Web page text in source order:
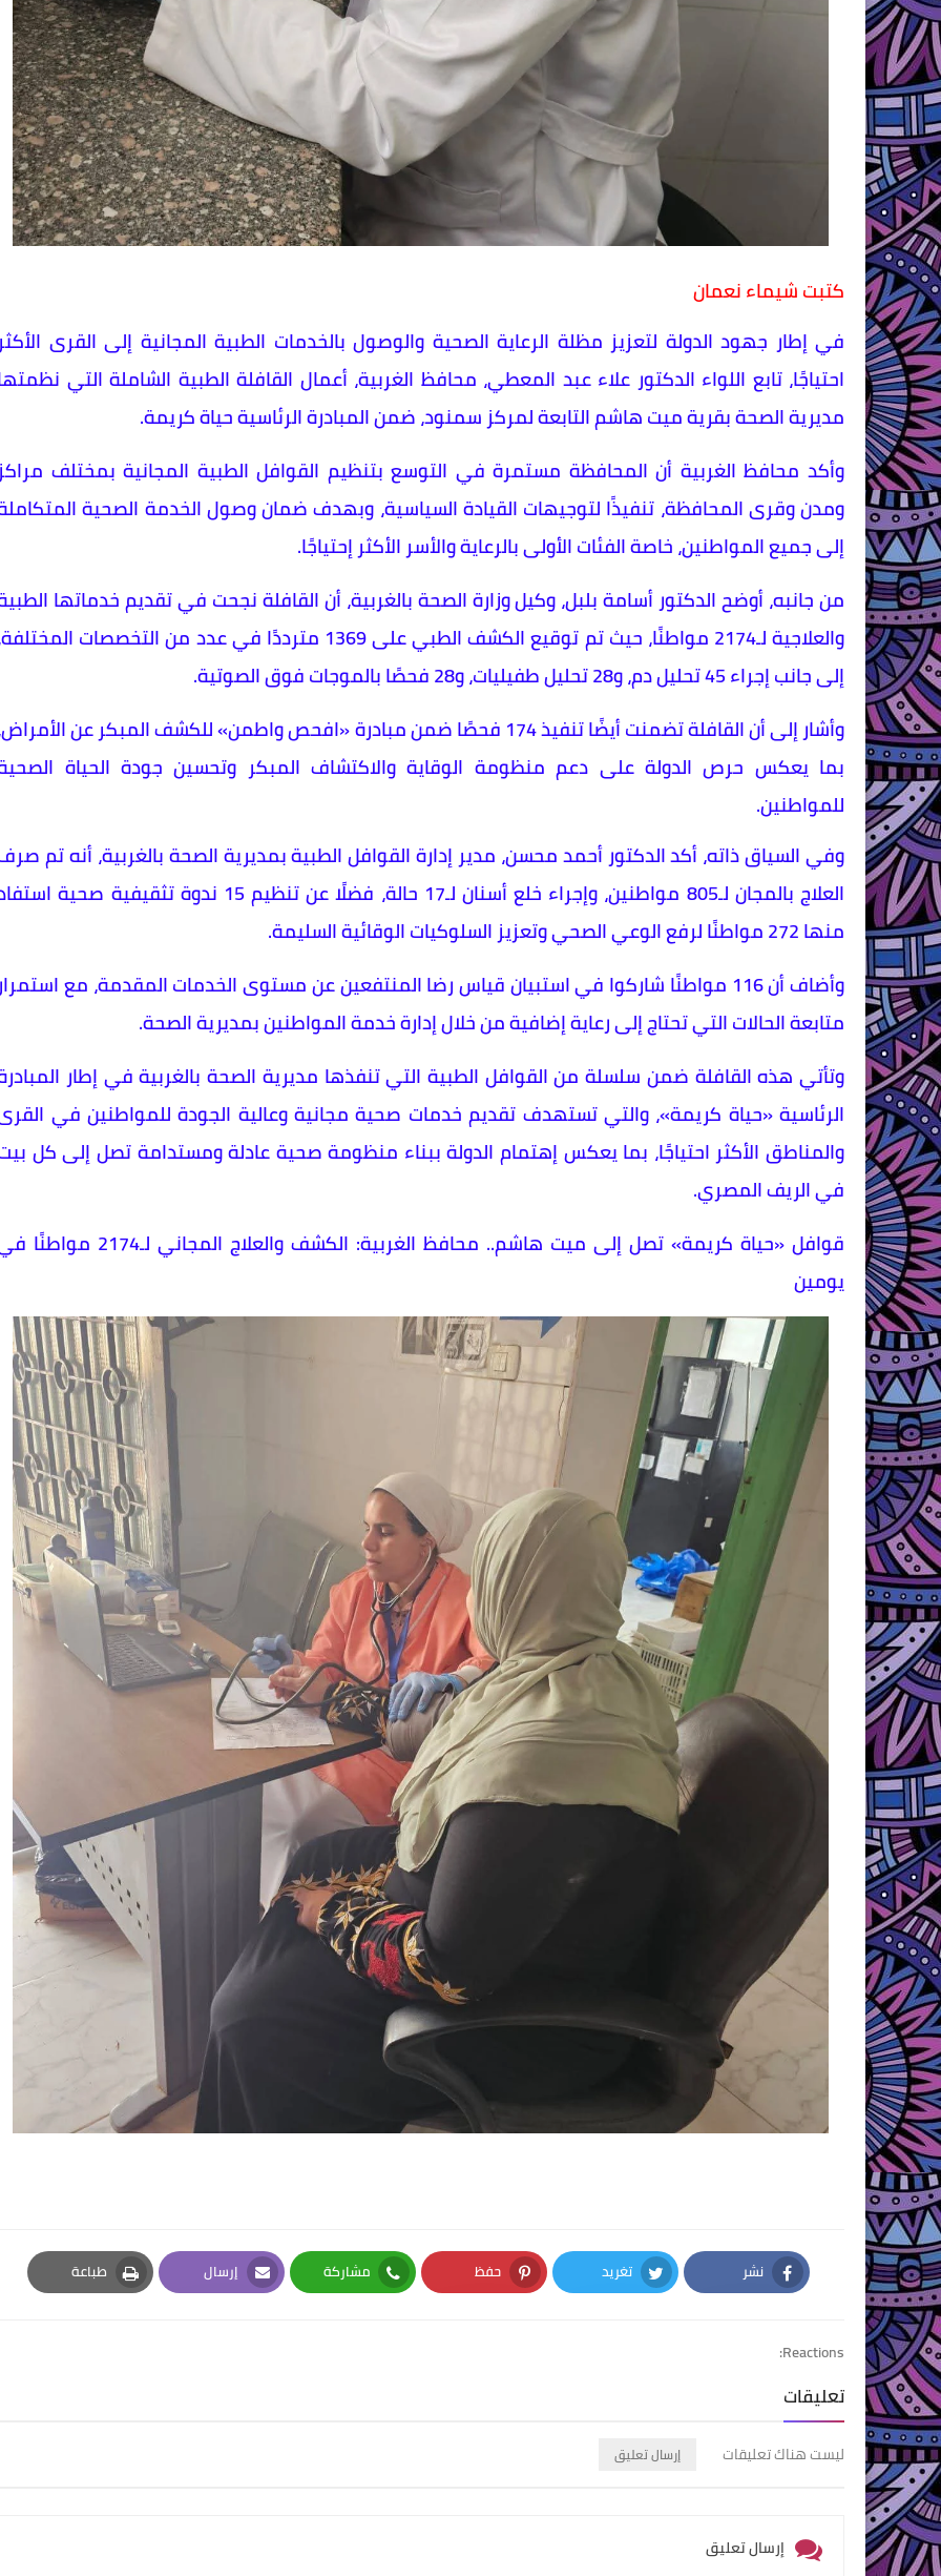
كتبت شيماء نعمان
في إطار جهود الدولة لتعزيز مظلة الرعاية الصحية والوصول بالخدمات الطبية المجانية إلى القرى
احتياجًا، تابع اللواء الدكتور علاء عبد المعطي، محافظ الغربية، أعمال القافلة الطبية الشاملة التي
مديرية الصحة بقرية ميت هاشم التابعة لمركز سمنود، ضمن المبادرة الرئاسية حياة كريمة.
وأكد محافظ الغربية أن المحافظة مستمرة في التوسع بتنظيم القوافل الطبية المجانية بمختلف
ومدن وقرى المحافظة، تنفيذًا لتوجيهات القيادة السياسية، وبهدف ضمان وصول الخدمة الصحية
إلى جميع المواطنين، خاصة الفئات الأولى بالرعاية والأسر الأكثر إحتياجًا.
من جانبه، أوضح الدكتور أسامة بلبل، وكيل وزارة الصحة بالغربية، أن القافلة نجحت في تقديم خدماتها
والعلاجية لـ2174 مواطنًا، حيث تم توقيع الكشف الطبي على 1369 مترددًا في عدد من التخصصات
إلى جانب إجراء 45 تحليل دم، و28 تحليل طفيليات، و28 فحصًا بالموجات فوق الصوتية.
وأشار إلى أن القافلة تضمنت أيضًا تنفيذ 174 فحصًا ضمن مبادرة «افحص واطمن» للكشف المبكر عن
بما يعكس حرص الدولة على دعم منظومة الوقاية والاكتشاف المبكر وتحسين جودة الحياة
للمواطنين.
وفي السياق ذاته، أكد الدكتور أحمد محسن، مدير إدارة القوافل الطبية بمديرية الصحة بالغربية، أنه تم
العلاج بالمجان لـ805 مواطنين، وإجراء خلع أسنان لـ17 حالة، فضلًا عن تنظيم 15 ندوة تثقيفية صحية
منها 272 مواطنًا لرفع الوعي الصحي وتعزيز السلوكيات الوقائية السليمة.
وأضاف أن 116 مواطنًا شاركوا في استبيان قياس رضا المنتفعين عن مستوى الخدمات المقدمة، مع
متابعة الحالات التي تحتاج إلى رعاية إضافية من خلال إدارة خدمة المواطنين بمديرية الصحة.
وتأتي هذه القافلة ضمن سلسلة من القوافل الطبية التي تنفذها مديرية الصحة بالغربية في إطار
الرئاسية «حياة كريمة»، والتي تستهدف تقديم خدمات صحية مجانية وعالية الجودة للمواطنين في
والمناطق الأكثر احتياجًا، بما يعكس إهتمام الدولة ببناء منظومة صحية عادلة ومستدامة تصل إلى كل
في الريف المصري.
قوافل «حياة كريمة» تصل إلى ميت هاشم.. محافظ الغربية: الكشف والعلاج المجاني لـ2174
يومين
نشر
Facebook
تغريد
Twitter
حفظ
Pinterest
مشاركة
Whatsapp
إرسال
Email
طباعة
Print
Reactions:
تعليقات
ليست هناك تعليقات إرسال تعليق
إرسال تعليق